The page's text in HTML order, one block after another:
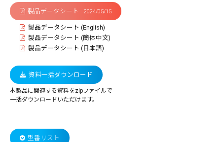
製品データシート 2024/05/15
製品データシート (English)
製品データシート (簡体中文)
製品データシート (日本語)
資料一括ダウンロード
本製品に関連する資料をzipファイルで
一括ダウンロードいただけます。
型番リスト